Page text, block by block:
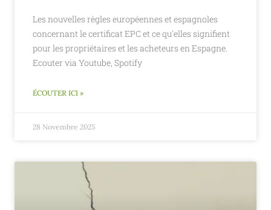
Les nouvelles règles européennes et espagnoles
concernant le certificat EPC et ce qu'elles signifient
pour les propriétaires et les acheteurs en Espagne.
Ecouter via Youtube, Spotify
ÉCOUTER ICI »
28 Novembre 2025